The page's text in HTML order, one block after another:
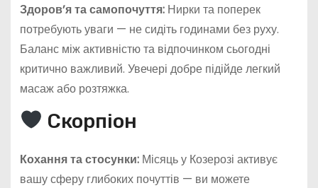
Здоров’я та самопочуття:Нирки та поперек
потребують уваги — не сидіть годинами без руху.
Баланс між активністю та відпочинком сьогодні
критично важливий. Увечері добре підійде легкий
масаж або розтяжка.
Скорпіон
Кохання та стосунки:Місяць у Козерозі активує
вашу сферу глибоких почуттів — ви можете